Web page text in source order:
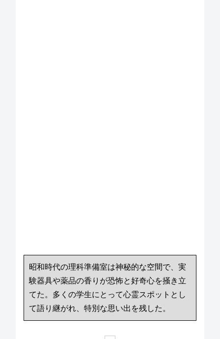
昭和時代の理科準備室は神秘的な空間で、実
験器具や薬品の香りが恐怖と好奇心を掻き立
てた。多くの学生にとって心霊スポットとし
て語り継がれ、特別な思い出を残した。